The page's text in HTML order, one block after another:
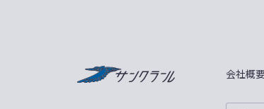
サンクラール
会社概